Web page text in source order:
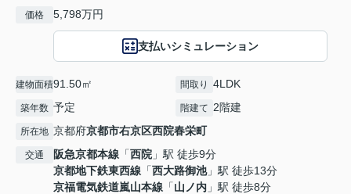
価格 5,798万円
支払いシミュレーション
建物面積91.50㎡ 間取り 4LDK
築年数 予定 階建て 2階建
所在地 京都府京都市右京区西院春栄町
交通 阪急京都本線 「西院 」駅 徒歩9分
京都地下鉄東西線 「西大路御池」駅 徒歩13分
京福電気鉄道嵐山本線 「山ノ内 」駅 徒歩8分